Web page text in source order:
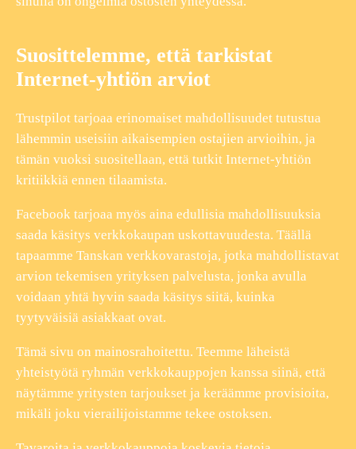
Suosittelemme, että tarkistat
Internet-yhtiön arviot
Trustpilot tarjoaa erinomaiset mahdollisuudet tutustua
lähemmin useisiin aikaisempien ostajien arvioihin, ja
tämän vuoksi suositellaan, että tutkit Internet-yhtiön
kritiikkiä ennen tilaamista.
Facebook tarjoaa myös aina edullisia mahdollisuuksia
saada käsitys verkkokaupan uskottavuudesta. Täällä
tapaamme Tanskan verkkovarastoja, jotka mahdollistavat
arvion tekemisen yrityksen palvelusta, jonka avulla
voidaan yhtä hyvin saada käsitys siitä, kuinka
tyytyväisiä asiakkaat ovat.
Tämä sivu on mainosrahoitettu. Teemme läheistä
yhteistyötä ryhmän verkkokauppojen kanssa siinä, että
näytämme yritysten tarjoukset ja keräämme provisioita,
mikäli joku vierailijoistamme tekee ostoksen.